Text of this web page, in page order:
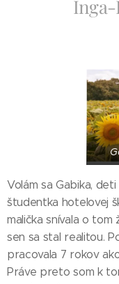
Volám sa Gabika,
študentka hotelovej
malička snívala o
sen sa stal realitou.
pracovala 7 rokov
Práve preto som k